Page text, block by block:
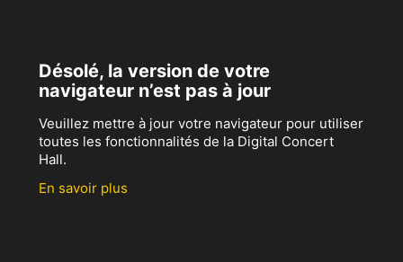
Désolé, la version de votre
navigateur n’est pas à jour
Veuillez mettre à jour votre navigateur pour utiliser
toutes les fonctionnalités de la Digital Concert
Hall.
En savoir plus